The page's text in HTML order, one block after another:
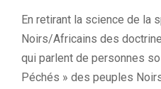
En retirant la science de la
Noirs/Africains des
qui parlent de personnes
Péchés » des peuples